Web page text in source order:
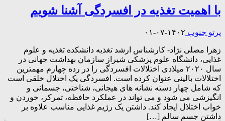
با اهمیت تغذیه در افسردگی آشنا شویم
پرتو جنوب ۱۴۰۲-۰۷-۰۱
زهرا مصلی نژاد- کارشناس ارشد تغذیه دانشکده تغذیه و علوم
غذایی، دانشگاه علوم پزشکی شیراز سازمان بهداشت جهانی در
سال ۲۰۲۰ میلادی اختلالات افسردگی را در رده چهارم مهمترین
اختلالات بالینی عنوان کرده است. افسردگی یک اختلال خلقی است
که شامل چهار دسته نشانه های هیجانی، شناختی، جسمانی و
انگیزشی می شود و می ‌تواند در عملکرد حافظه، تمرکز، خوردن و
خواب اختلال ایجاد کند. داشتن یک رژیم غذایی مناسب علاوه بر
داشتن جسم سالم […]